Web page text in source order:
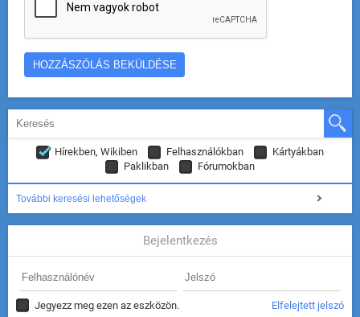
Hírekben, Wikiben Felhasználókban
Kártyákban
Paklikban
Fórumokban
További keresési lehetőségek
Bejelentkezés
Jegyezz meg ezen az eszközön. Elfelejtett jelszó